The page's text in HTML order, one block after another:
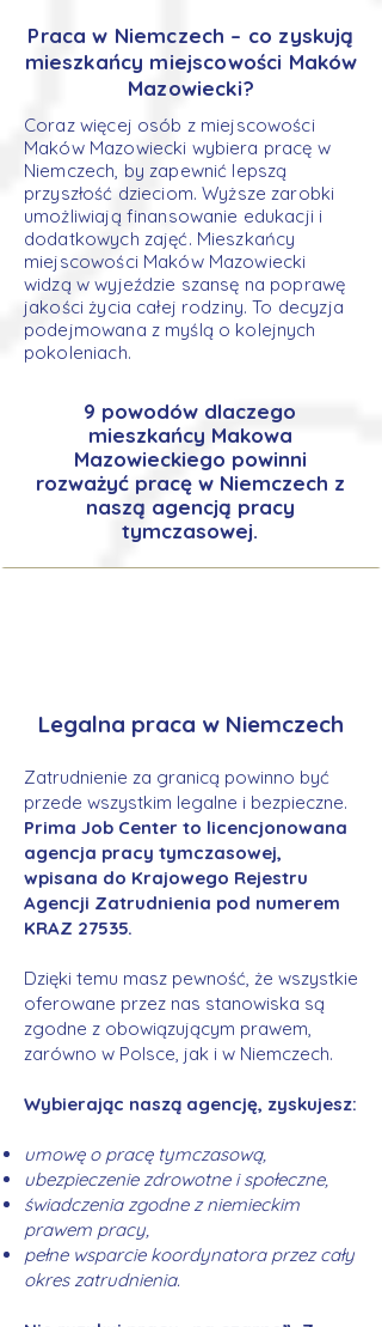
Praca w Niemczech – co zyskują
mieszkańcy miejscowości Maków
Mazowiecki?
Coraz więcej osób z miejscowości
Maków Mazowiecki wybiera pracę w
Niemczech, by zapewnić lepszą
przyszłość dzieciom. Wyższe zarobki
umożliwiają finansowanie edukacji i
dodatkowych zajęć. Mieszkańcy
miejscowości Maków Mazowiecki
widzą w wyjeździe szansę na poprawę
jakości życia całej rodziny. To decyzja
podejmowana z myślą o kolejnych
pokoleniach.
9 powodów dlaczego
mieszkańcy Makowa
Mazowieckiego powinni
rozważyć pracę w Niemczech z
naszą agencją pracy
tymczasowej.
Legalna praca w Niemczech
Zatrudnienie za granicą powinno być
przede wszystkim legalne i bezpieczne.
Prima Job Center to licencjonowana
agencja pracy tymczasowej,
wpisana do Krajowego Rejestru
Agencji Zatrudnienia pod numerem
KRAZ 27535.
Dzięki temu masz pewność, że wszystkie
oferowane przez nas stanowiska są
zgodne z obowiązującym prawem,
zarówno w Polsce, jak i w Niemczech.
Wybierając naszą agencję, zyskujesz:
umowę o pracę tymczasową,
ubezpieczenie zdrowotne i społeczne,
świadczenia zgodne z niemieckim
prawem pracy,
pełne wsparcie koordynatora przez cały
okres zatrudnienia.